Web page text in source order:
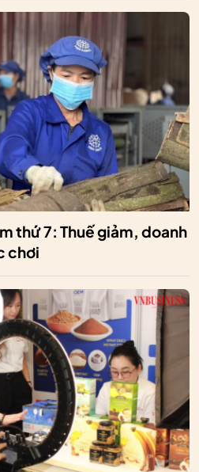
thứ 7: Thuế giảm, doanh
chơi